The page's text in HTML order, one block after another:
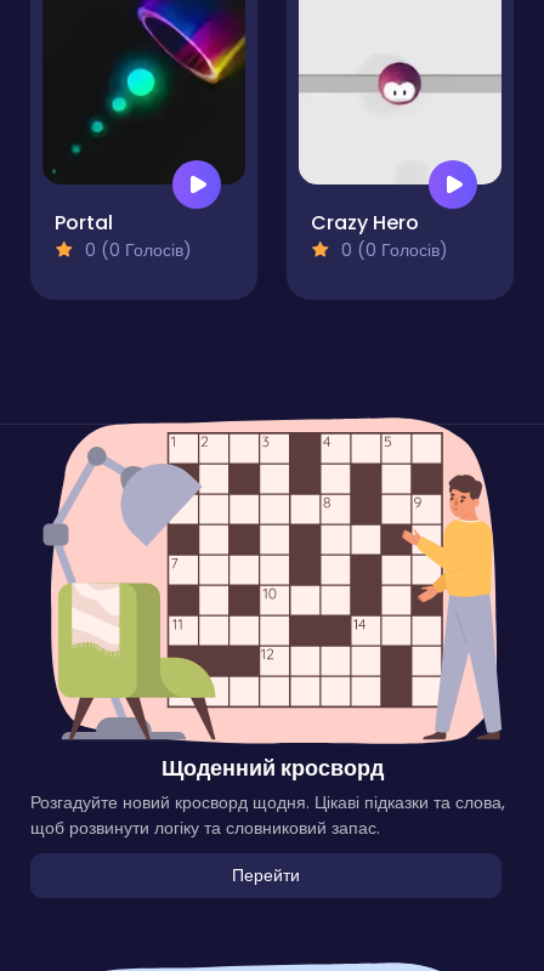
Portal
0 (0 Голосів)
Crazy Hero
0 (0 Голосів)
Щоденний кросворд
Розгадуйте новий кросворд щодня. Цікаві підказки та слова,
щоб розвинути логіку та словниковий запас.
Перейти